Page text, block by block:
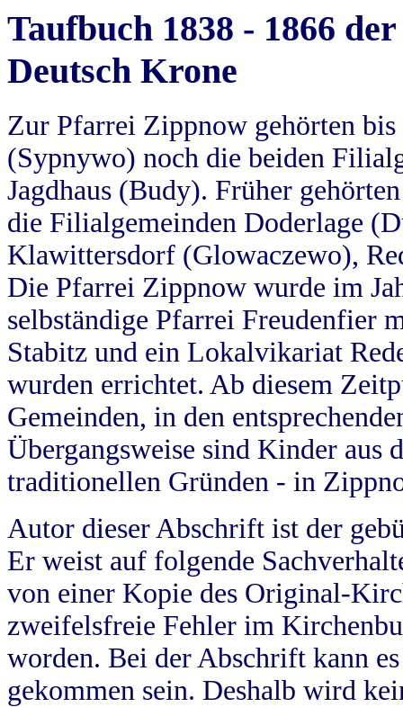
Taufbuch 1838 - 1866
Deutsch Krone
Zur Pfarrei Zippnow gehörten
(Sypnywo) noch die beiden
Jagdhaus (Budy). Früher
die Filialgemeinden Doderlage
Klawittersdorf (Glowaczewo),
Die Pfarrei Zippnow wurde im
selbständige Pfarrei Freudenfier
Stabitz und ein Lokalvikariat
wurden errichtet. Ab diesem
Gemeinden, in den
Übergangsweise sind Kinder aus
traditionellen Gründen - in
Autor dieser Abschrift ist der
Er weist auf folgende
von einer Kopie des Original-
zweifelsfreie Fehler im
worden. Bei der Abschrift kann
gekommen sein. Deshalb wird